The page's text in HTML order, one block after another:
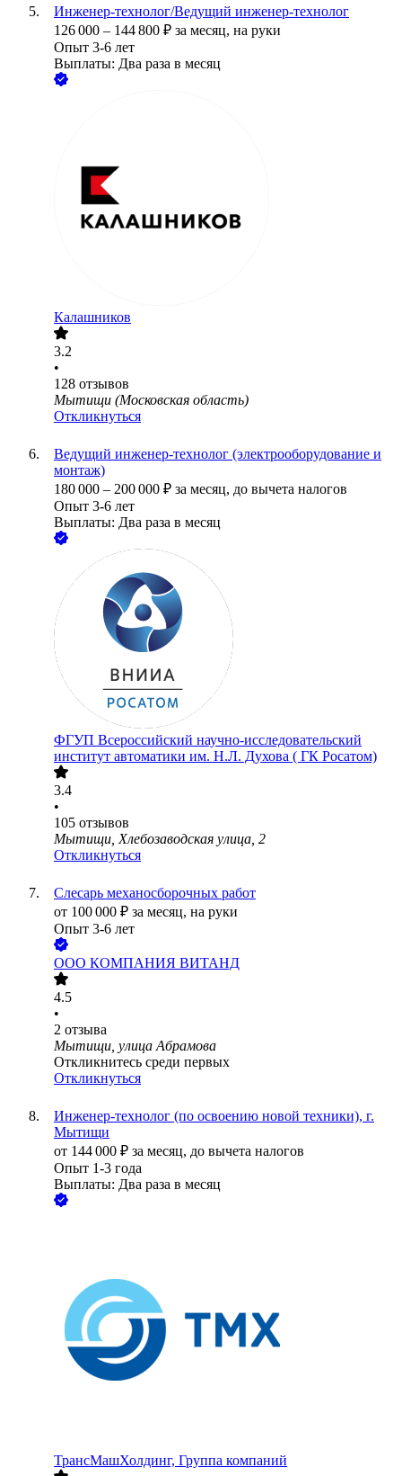
Инженер-технолог/Ведущий инженер-технолог
126 000 – 144 800 ₽ за месяц, на руки
Опыт 3-6 лет
Выплаты: Два раза в месяц
Калашников
3.2
•
128 отзывов
Мытищи (Московская область)
Откликнуться
Ведущий инженер-технолог (электрооборудование и
монтаж)
180 000 – 200 000 ₽ за месяц, до вычета налогов
Опыт 3-6 лет
Выплаты: Два раза в месяц
ФГУП Всероссийский научно-исследовательский
институт автоматики им. Н.Л. Духова ( ГК Росатом)
3.4
•
105 отзывов
Мытищи, Хлебозаводская улица, 2
Откликнуться
Слесарь механосборочных работ
от 100 000 ₽ за месяц, на руки
Опыт 3-6 лет
ООО КОМПАНИЯ ВИТАНД
4.5
•
2 отзыва
Мытищи, улица Абрамова
Откликнитесь среди первых
Откликнуться
Инженер-технолог (по освоению новой техники), г.
Мытищи
от 144 000 ₽ за месяц, до вычета налогов
Опыт 1-3 года
Выплаты: Два раза в месяц
ТрансМашХолдинг, Группа компаний